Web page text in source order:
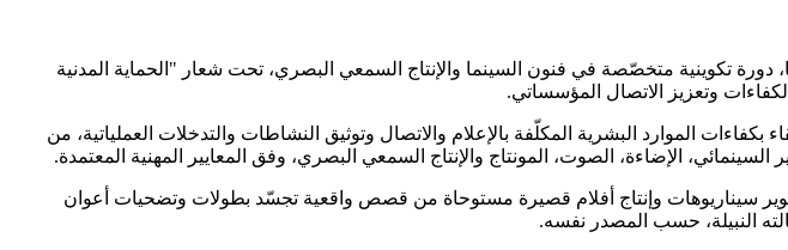
دورة تكوينية متخصّصة في فنون السينما والإنتاج السمعي البصري، تحت شعار "الحماية المدنية
وتعزيز الاتصال المؤسساتي.
الموارد البشرية المكلّفة بالإعلام والاتصال وتوثيق النشاطات والتدخلات العملياتية، من
الإضاءة، الصوت، المونتاج والإنتاج السمعي البصري، وفق المعايير المهنية المعتمدة.
سيناريوهات وإنتاج أفلام قصيرة مستوحاة من قصص واقعية تجسّد بطولات وتضحيات أعوان
النبيلة، حسب المصدر نفسه.